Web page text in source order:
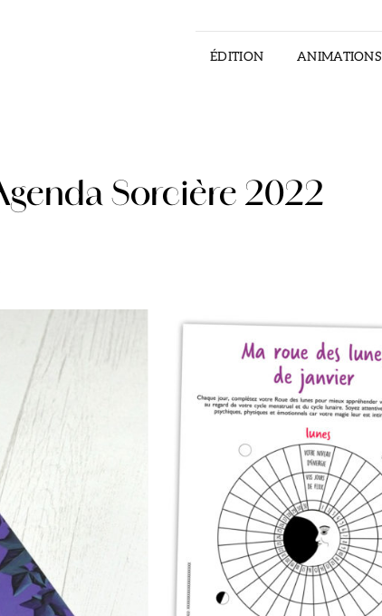
ÉDITION ANIMATIONS
Sorcière 2022